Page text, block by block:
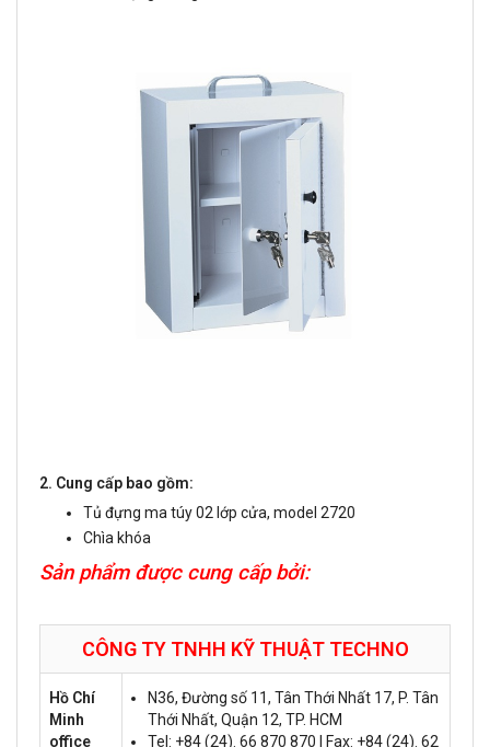
2. Cung cấp bao gồm:
Tủ đựng ma túy 02 lớp cửa, model 2720
Chìa khóa
Sản phẩm được cung cấp bởi:
CÔNG TY TNHH KỸ THUẬT TECHNO
Hồ Chí
Minh
office
N36, Đường số 11, Tân Thới Nhất 17, P. Tân
Thới Nhất, Quận 12, TP. HCM
Tel: +84 (24). 66 870 870 | Fax: +84 (24). 62